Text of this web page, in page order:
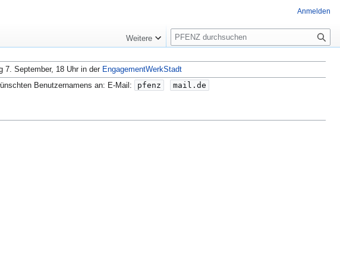
7. September, 18 Uhr in der EngagementWerkStadt
Benutzernamens an: E-Mail:
pfenz mail.de
Anmelden
Weitere
S
u
c
h
e